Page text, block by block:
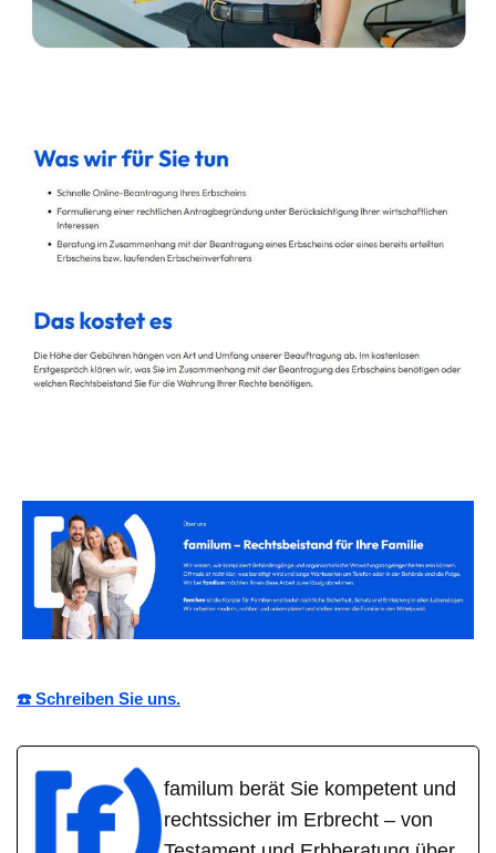
☎️ Schreiben Sie uns.
familum berät Sie kompetent und
rechtssicher im Erbrecht – von